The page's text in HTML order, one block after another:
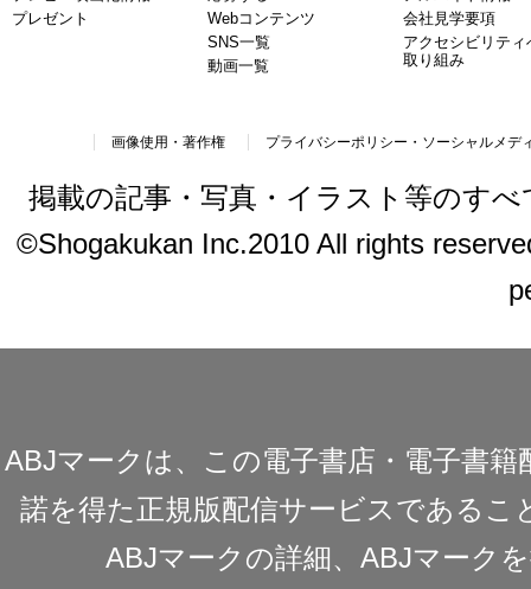
プレゼント
Webコンテンツ
SNS一覧
動画一覧
会社見学要項
アクセシビリティ
取り組み
画像使用・著作権 プライバシーポリシー・ソーシャルメデ
掲載の記事・写真・イラスト等のす
©Shogakukan Inc.2010 All rights
ABJマークは、この電子書店・電子書
諾を得た正規版配信サービスであるこ
ABJマークの詳細、ABJマーク